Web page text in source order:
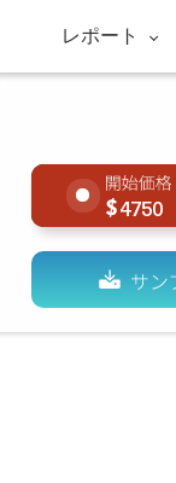
レポート
4750